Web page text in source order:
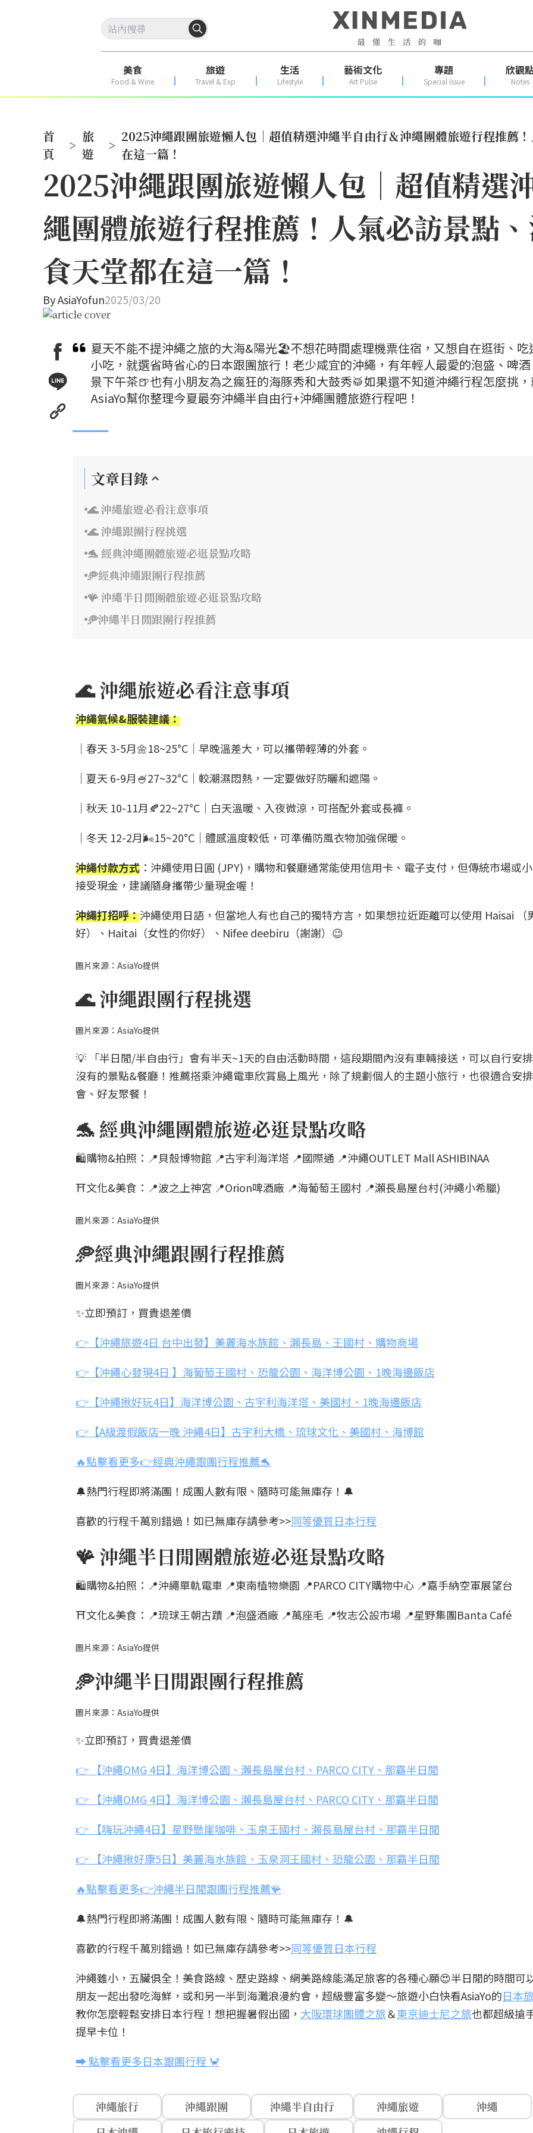
美食
Food & Wine
旅遊
Travel & Exp
生活
Lifestyle
藝術文化
Art Pulse
專題
Special Issue
欣觀
Notes
首
頁
>
旅
遊
>
2025沖繩跟團旅遊懶人包｜超值精選沖繩半自由行＆沖繩團體旅遊行程推薦
在這一篇！
2025沖繩跟團旅遊懶人包｜超值精選
繩團體旅遊行程推薦！人氣必訪景點
食天堂都在這一篇！
ByAsiaYofun2025/03/20
夏天不能不提沖繩之旅的大海&陽光🏖️不想花時間處理機票住宿，又想自在逛街、吃
小吃，就選省時省心的日本跟團旅行！老少咸宜的沖繩，有年輕人最愛的泡盛、啤
景下午茶🍺也有小朋友為之瘋狂的海豚秀和大鼓秀🥁如果還不知道沖繩行程怎麼挑
AsiaYo幫你整理今夏最夯沖繩半自由行+沖繩團體旅遊行程吧！
文章目錄
🌊 沖繩旅遊必看注意事項
🌊 沖繩跟團行程挑選
🐬 經典沖繩團體旅遊必逛景點攻略
🥏經典沖繩跟團行程推薦
🪸 沖繩半日閒團體旅遊必逛景點攻略
🥏沖繩半日閒跟團行程推薦
🌊 沖繩旅遊必看注意事項
沖繩氣候&服裝建議：
｜春天 3-5月🌼18~25°C｜早晚溫差大，可以攜帶輕薄的外套。
｜夏天 6-9月🍧27~32°C｜較潮濕悶熱，一定要做好防曬和遮陽。
｜秋天 10-11月🍂22~27°C｜白天溫暖、入夜微涼，可搭配外套或長褲。
｜冬天 12-2月🌬️15~20°C｜體感溫度較低，可準備防風衣物加強保暖。
沖繩付款方式 ：沖繩使用日圓 (JPY)，購物和餐廳通常能使用信用卡、電子支付，但傳統市場或
接受現金，建議隨身攜帶少量現金喔！
沖繩打招呼：沖繩使用日語，但當地人有也自己的獨特方言，如果想拉近距離可以使用 Haisai （
好）、Haitai（女性的你好）、Nifee deebiru（謝謝）😉
圖片來源：AsiaYo提供
🌊 沖繩跟團行程挑選
圖片來源：AsiaYo提供
💡 「半日閒/半自由行」會有半天~1天的自由活動時間，這段期間內沒有車輛接送，可以自行安
沒有的景點&餐廳！推薦搭乘沖繩電車欣賞島上風光，除了規劃個人的主題小旅行，也很適合安
會、好友聚餐！
🐬 經典沖繩團體旅遊必逛景點攻略
🛍️購物&拍照：📍貝殼博物館 📍古宇利海洋塔 📍國際通 📍沖繩OUTLET Mall ASHIBINAA
⛩️文化&美食：📍波之上神宮 📍Orion啤酒廠 📍海葡萄王國村 📍瀨長島屋台村(沖繩小希臘)
圖片來源：AsiaYo提供
🥏經典沖繩跟團行程推薦
圖片來源：AsiaYo提供
✨立即預訂，買貴退差價
👉【沖繩旅遊4日 台中出發】美麗海水族館、瀨長島、王國村、購物商場
👉【沖繩心發現4日 】海葡萄王國村、恐龍公園、海洋博公園、1晚海邊飯店
👉【沖繩揪好玩4日】海洋博公園、古宇利海洋塔、美國村、1晚海邊飯店
👉【A級渡假飯店一晚 沖繩4日】古宇利大橋、琉球文化、美國村、海博館
🔥點擊看更多👉經典沖繩跟團行程推薦🐬
🔔熱門行程即將滿團！成團人數有限、隨時可能無庫存！🔔
喜歡的行程千萬別錯過！如已無庫存請參考>>同等優質日本行程
🪸 沖繩半日閒團體旅遊必逛景點攻略
🛍️購物&拍照：📍沖繩單軌電車 📍東南植物樂園 📍PARCO CITY購物中心 📍嘉手納空軍展望台
⛩️文化&美食：📍琉球王朝古蹟 📍泡盛酒廠 📍萬座毛 📍牧志公設市場 📍星野集團Banta Café
圖片來源：AsiaYo提供
🥏沖繩半日閒跟團行程推薦
圖片來源：AsiaYo提供
✨立即預訂，買貴退差價
👉 【沖繩OMG 4日】海洋博公園、瀨長島屋台村、PARCO CITY、那霸半日閒
👉 【沖繩OMG 4日】海洋博公園、瀨長島屋台村、PARCO CITY、那霸半日閒
👉 【嗨玩沖繩4日】星野懸崖咖啡、玉泉王國村、瀨長島屋台村、那霸半日閒
👉 【沖繩揪好康5日】美麗海水族館、玉泉洞王國村、恐龍公園、那霸半日閒
🔥點擊看更多👉沖繩半日閒跟團行程推薦🪸
🔔熱門行程即將滿團！成團人數有限、隨時可能無庫存！🔔
喜歡的行程千萬別錯過！如已無庫存請參考>>同等優質日本行程
沖繩雖小，五臟俱全！美食路線、歷史路線、網美路線能滿足旅客的各種心願😍半日閒的時間可
朋友一起出發吃海鮮，或和另一半到海灘浪漫約會，超級豐富多變～旅遊小白快看AsiaYo的日本
教你怎麼輕鬆安排日本行程！想把握暑假出國， 大阪環球團體之旅＆東京迪士尼之旅也都超級搶
提早卡位！
➡️ 點擊看更多日本跟團行程 🦀
沖繩旅行 沖繩跟團 沖繩半自由行 沖繩旅遊
沖繩